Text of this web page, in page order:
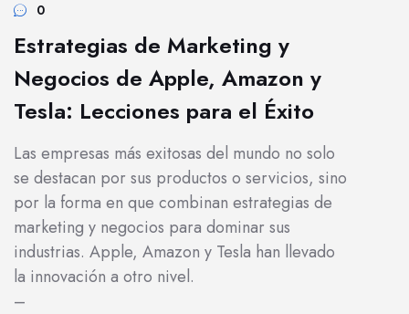
0
Estrategias de Marketing y
Negocios de Apple, Amazon y
Tesla: Lecciones para el Éxito
Las empresas más exitosas del mundo no solo
se destacan por sus productos o servicios, sino
por la forma en que combinan estrategias de
marketing y negocios para dominar sus
industrias. Apple, Amazon y Tesla han llevado
la innovación a otro nivel.
–